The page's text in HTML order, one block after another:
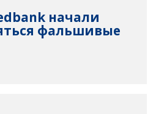
начали
фальшивые